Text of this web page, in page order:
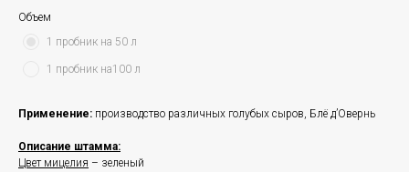
Объем
1 пробник на 50 л
1 пробник на100 л
Применение: производство различных голубых сыров, Блё д’Овернь
Описание штамма:
Цвет мицелия – зеленый